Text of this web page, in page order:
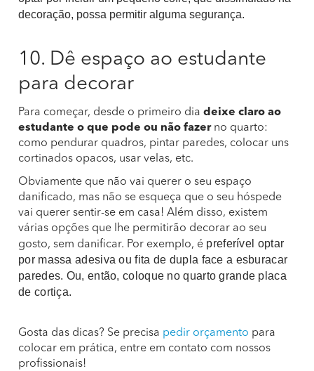
decoração, possa permitir alguma segurança.
10. Dê espaço ao estudante
para decorar
Para começar, desde o primeiro dia deixe claro ao
estudante o que pode ou não fazerno quarto:
como pendurar quadros, pintar paredes, colocar uns
cortinados opacos, usar velas, etc.
Obviamente que não vai querer o seu espaço
danificado, mas não se esqueça que o seu hóspede
vai querer sentir-se em casa! Além disso, existem
várias opções que lhe permitirão decorar ao seu
gosto, sem danificar. Por exemplo, é preferível optar
por massa adesiva ou fita de dupla face a esburacar
paredes. Ou, então, coloque no quarto grande placa
de cortiça.
Gosta das dicas? Se precisa pedir orçamento para
colocar em prática, entre em contato com nossos
profissionais!